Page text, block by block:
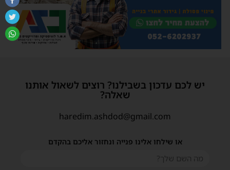
יש לכם עדכון בשבילנו? רוצים לשאול אותנו
שאלה?
haredim.ashdod@gmail.com
או שילחו אלינו פנייה ונחזור אליכם בהקדם